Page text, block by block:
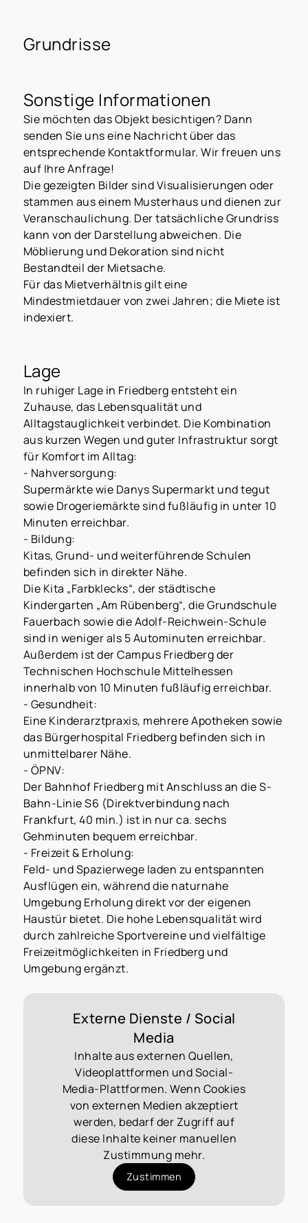
Grundrisse
Sonstige Informationen
Sie möchten das Objekt besichtigen? Dann
senden Sie uns eine Nachricht über das
entsprechende Kontaktformular. Wir freuen uns
auf Ihre Anfrage!
Die gezeigten Bilder sind Visualisierungen oder
stammen aus einem Musterhaus und dienen zur
Veranschaulichung. Der tatsächliche Grundriss
kann von der Darstellung abweichen. Die
Möblierung und Dekoration sind nicht
Bestandteil der Mietsache.
Für das Mietverhältnis gilt eine
Mindestmietdauer von zwei Jahren; die Miete ist
indexiert.
Lage
In ruhiger Lage in Friedberg entsteht ein
Zuhause, das Lebensqualität und
Alltagstauglichkeit verbindet. Die Kombination
aus kurzen Wegen und guter Infrastruktur sorgt
für Komfort im Alltag:
- Nahversorgung:
Supermärkte wie Danys Supermarkt und tegut
sowie Drogeriemärkte sind fußläufig in unter 10
Minuten erreichbar.
- Bildung:
Kitas, Grund- und weiterführende Schulen
befinden sich in direkter Nähe.
Die Kita „Farbklecks“, der städtische
Kindergarten „Am Rübenberg“, die Grundschule
Fauerbach sowie die Adolf-Reichwein-Schule
sind in weniger als 5 Autominuten erreichbar.
Außerdem ist der Campus Friedberg der
Technischen Hochschule Mittelhessen
innerhalb von 10 Minuten fußläufig erreichbar.
- Gesundheit:
Eine Kinderarztpraxis, mehrere Apotheken sowie
das Bürgerhospital Friedberg befinden sich in
unmittelbarer Nähe.
- ÖPNV:
Der Bahnhof Friedberg mit Anschluss an die S-
Bahn-Linie S6 (Direktverbindung nach
Frankfurt, 40 min.) ist in nur ca. sechs
Gehminuten bequem erreichbar.
- Freizeit & Erholung:
Feld- und Spazierwege laden zu entspannten
Ausflügen ein, während die naturnahe
Umgebung Erholung direkt vor der eigenen
Haustür bietet. Die hohe Lebensqualität wird
durch zahlreiche Sportvereine und vielfältige
Freizeitmöglichkeiten in Friedberg und
Umgebung ergänzt.
Externe Dienste / Social
Media
Inhalte aus externen Quellen,
Videoplattformen und Social-
Media-Plattformen. Wenn Cookies
von externen Medien akzeptiert
werden, bedarf der Zugriff auf
diese Inhalte keiner manuellen
Zustimmung mehr.
Zustimmen